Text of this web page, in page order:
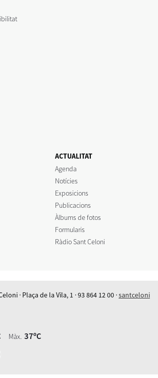
ACTUALITAT
Agenda
Notícies
Exposicions
Publicacions
Àlbums de fotos
Formularis
Ràdio Sant Celoni
· Plaça de la Vila, 1 · 93 864 12 00 ·santceloni
Màx. 37ºC